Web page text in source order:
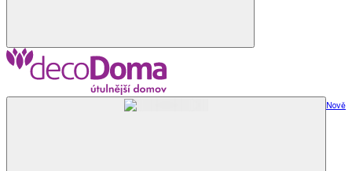
Nově